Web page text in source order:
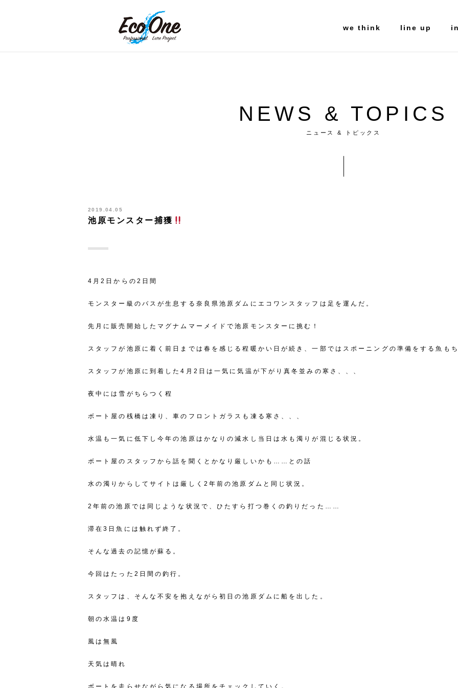
we think line up
NEWS & TOPICS
ニュース & トピックス
2019.04.05
池原モンスター捕獲
4月2日からの2日間
モンスター級のバスが生息する奈良県池原ダムにエコワンスタッフは足を運んだ。
先月に販売開始したマグナムマーメイドで池原モンスターに挑む！
スタッフが池原に着く前日までは春を感じる程暖かい日が続き、一部ではスポーニングの準備をする魚も
スタッフが池原に到着した4月2日は一気に気温が下がり真冬並みの寒さ、、、
夜中には雪がちらつく程
ボート屋の桟橋は凍り、車のフロントガラスも凍る寒さ、、、
水温も一気に低下し今年の池原はかなりの減水し当日は水も濁りが混じる状況。
ボート屋のスタッフから話を聞くとかなり厳しいかも……との話
水の濁りからしてサイトは厳しく2年前の池原ダムと同じ状況。
2年前の池原では同じような状況で、ひたすら打つ巻くの釣りだった……
滞在3日魚には触れず終了。
そんな過去の記憶が蘇る。
今回はたった2日間の釣行。
スタッフは、そんな不安を抱えながら初日の池原ダムに船を出した。
朝の水温は9度
風は無風
天気は晴れ
ボートを走らせながら気になる場所をチェックしていく。